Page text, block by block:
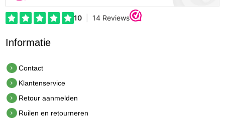
Informatie
Contact
Klantenservice
Retour aanmelden
Ruilen en retourneren